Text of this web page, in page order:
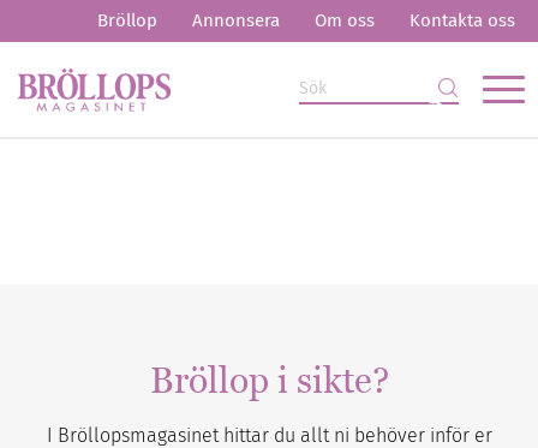
Bröllop Annonsera Om oss Kontakta oss
Bröllop i sikte?
I Bröllopsmagasinet hittar du allt ni behöver inför er